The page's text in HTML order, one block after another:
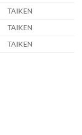
TAIKEN
TAIKEN
TAIKEN